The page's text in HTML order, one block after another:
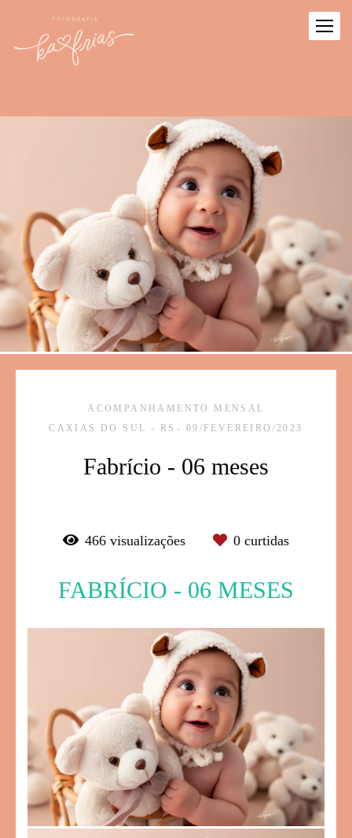
ACOMPANHAMENTO MENSAL
CAXIAS DO SUL - RS
09/FEVEREIRO/2023
Fabrício - 06 meses
466 visualizações 0 curtidas
FABRÍCIO - 06 MESES